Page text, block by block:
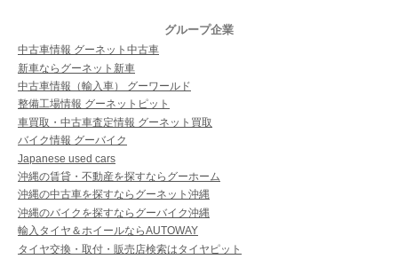
グループ企業
中古車情報 グーネット中古車
新車ならグーネット新車
中古車情報（輸入車） グーワールド
整備工場情報 グーネットピット
車買取・中古車査定情報 グーネット買取
バイク情報 グーバイク
Japanese used cars
沖縄の賃貸・不動産を探すならグーホーム
沖縄の中古車を探すならグーネット沖縄
沖縄のバイクを探すならグーバイク沖縄
輸入タイヤ＆ホイールならAUTOWAY
タイヤ交換・取付・販売店検索はタイヤピット